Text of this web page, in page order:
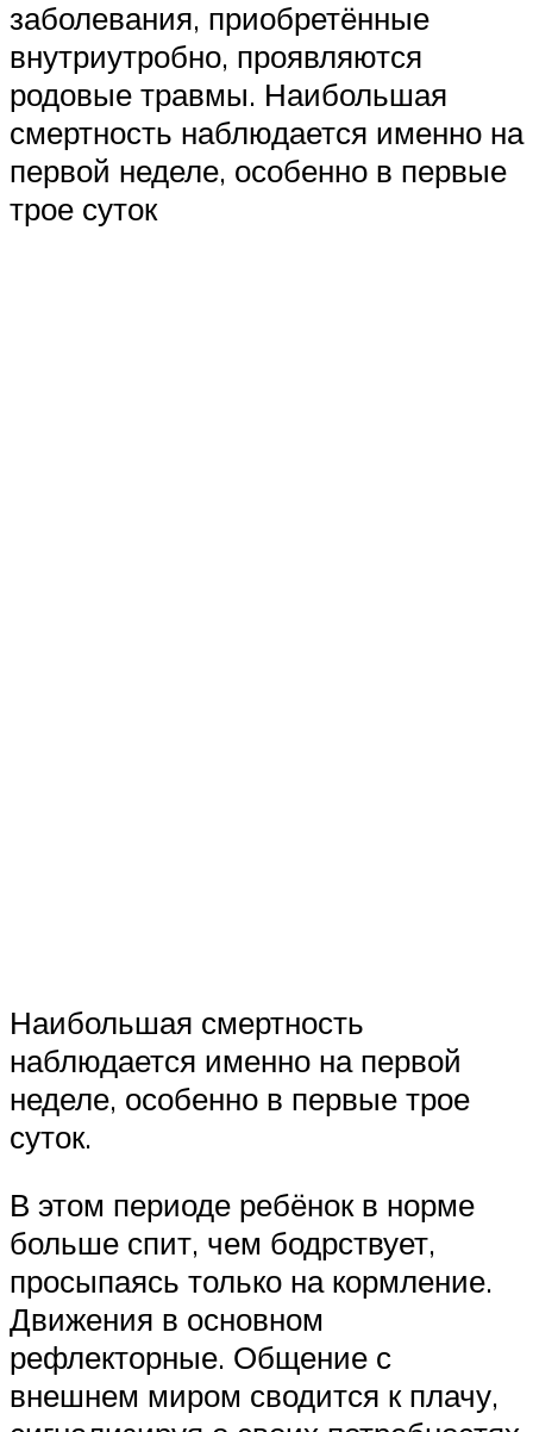
заболевания, приобретённые
внутриутробно, проявляются
родовые травмы. Наибольшая
смертность наблюдается именно на
первой неделе, особенно в первые
трое суток
Наибольшая смертность
наблюдается именно на первой
неделе, особенно в первые трое
суток.
В этом периоде ребёнок в норме
больше спит, чем бодрствует,
просыпаясь только на кормление.
Движения в основном
рефлекторные. Общение с
внешнем миром сводится к плачу,